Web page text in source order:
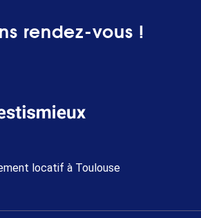
rendez-vous !
locatif à Toulouse